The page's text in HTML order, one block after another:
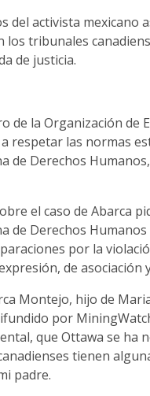
del activista mexicano
los tribunales
de justicia.
de la Organización de
respetar las normas
de Derechos
el caso de Abarca
de Derechos Humanos
por la
de asociación
Montejo, hijo de
por
que Ottawa se ha
tienen
padre.